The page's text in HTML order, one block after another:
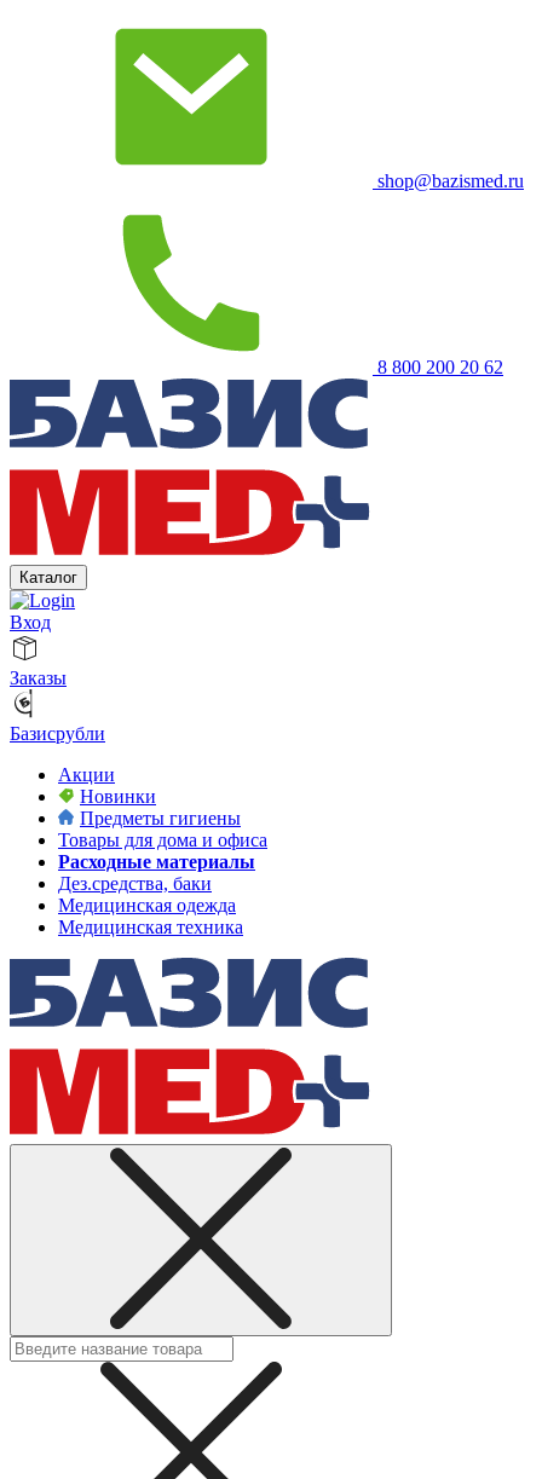
shop@bazismed.ru
8 800 200 20 62
Каталог
Вход
Заказы
Базисрубли
Акции
Новинки
Предметы гигиены
Товары для дома и офиса
Расходные материалы
Дез.средства, баки
Медицинская одежда
Медицинская техника